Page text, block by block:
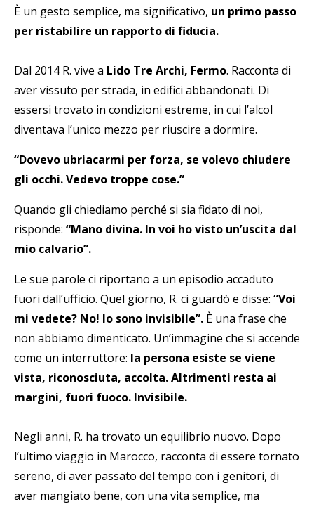
È un gesto semplice, ma significativo, un primo passo
per ristabilire un rapporto di fiducia.
Dal 2014 R. vive a Lido Tre Archi, Fermo. Racconta di
aver vissuto per strada, in edifici abbandonati. Di
essersi trovato in condizioni estreme, in cui l’alcol
diventava l’unico mezzo per riuscire a dormire.
“Dovevo ubriacarmi per forza, se volevo chiudere
gli occhi. Vedevo troppe cose.”
Quando gli chiediamo perché si sia fidato di noi,
risponde: “Mano divina. In voi ho visto un’uscita dal
mio calvario”.
Le sue parole ci riportano a un episodio accaduto
fuori dall’ufficio. Quel giorno, R. ci guardò e disse: “Voi
mi vedete? No! Io sono invisibile”. È una frase che
non abbiamo dimenticato. Un’immagine che si accende
come un interruttore: la persona esiste se viene
vista, riconosciuta, accolta. Altrimenti resta ai
margini, fuori fuoco. Invisibile.
Negli anni, R. ha trovato un equilibrio nuovo. Dopo
l’ultimo viaggio in Marocco, racconta di essere tornato
sereno, di aver passato del tempo con i genitori, di
aver mangiato bene, con una vita semplice, ma